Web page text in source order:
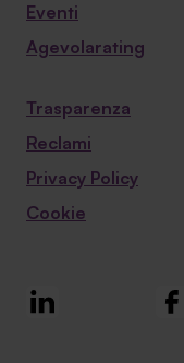
Eventi
Agevolarating
Trasparenza
Reclami
Privacy Policy
Cookie